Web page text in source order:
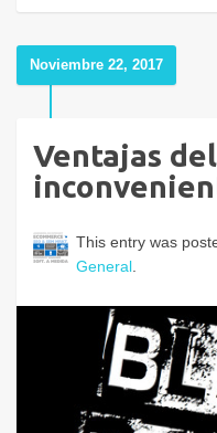
Noviembre 22, 2017
Ventajas
This entry was
General